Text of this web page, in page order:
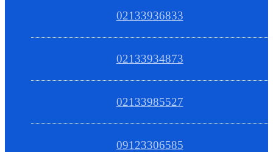
02133936833
02133934873
02133985527
09123306585